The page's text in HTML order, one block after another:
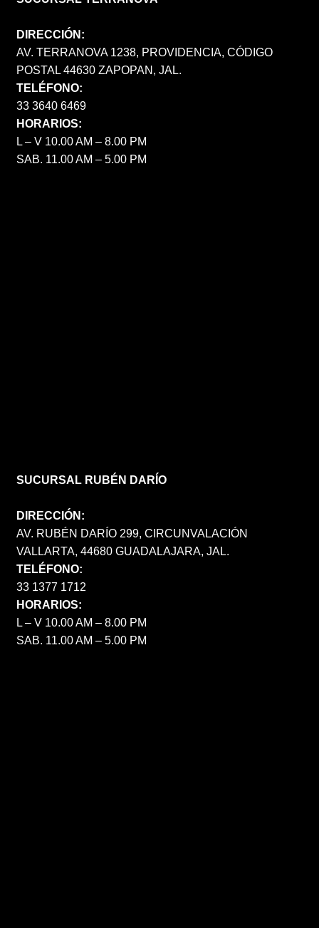
DIRECCIÓN:
AV. TERRANOVA 1238, PROVIDENCIA, CÓDIGO
POSTAL 44630 ZAPOPAN, JAL.
TELÉFONO:
33 3640 6469
HORARIOS:
L – V 10.00 AM – 8.00 PM
SAB. 11.00 AM – 5.00 PM
SUCURSAL RUBÉN DARÍO
DIRECCIÓN:
AV. RUBÉN DARÍO 299, CIRCUNVALACIÓN
VALLARTA, 44680 GUADALAJARA, JAL.
TELÉFONO:
33 1377 1712
HORARIOS:
L – V 10.00 AM – 8.00 PM
SAB. 11.00 AM – 5.00 PM